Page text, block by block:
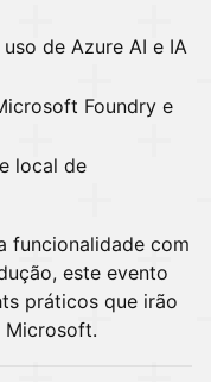
de Azure AI e IA
Foundry e
local de
funcionalidade com
este evento
práticos que irão
Microsoft.